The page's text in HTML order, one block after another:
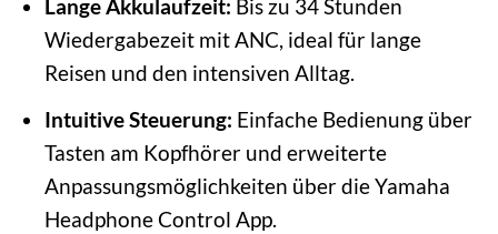
Lange Akkulaufzeit: Bis zu 34 Stunden
Wiedergabezeit mit ANC, ideal für lange
Reisen und den intensiven Alltag.
Intuitive Steuerung: Einfache Bedienung über
Tasten am Kopfhörer und erweiterte
Anpassungsmöglichkeiten über die Yamaha
Headphone Control App.